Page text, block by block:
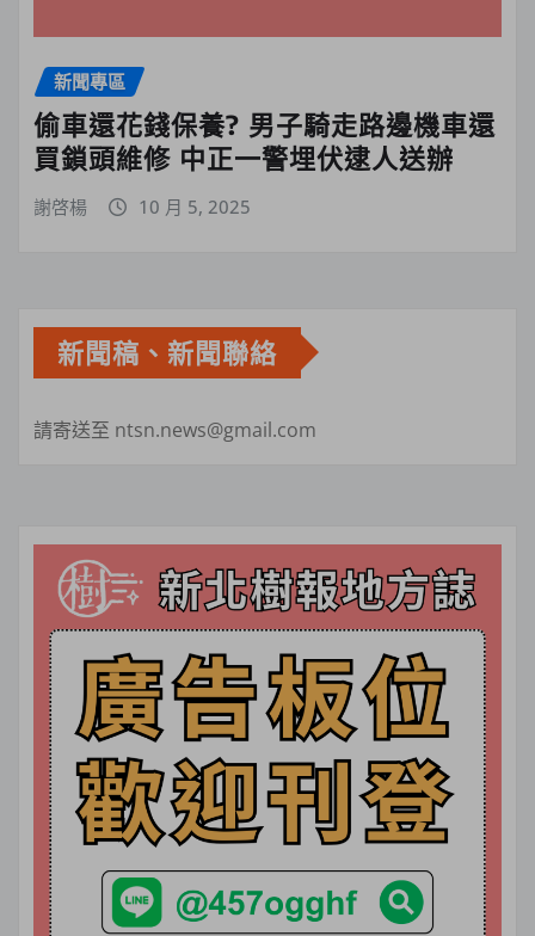
新聞專區
偷車還花錢保養? 男子騎走路邊機車還
買鎖頭維修 中正一警埋伏逮人送辦
謝啓楊 10 月 5, 2025
新聞稿、新聞聯絡
請寄送至 ntsn.news@gmail.com